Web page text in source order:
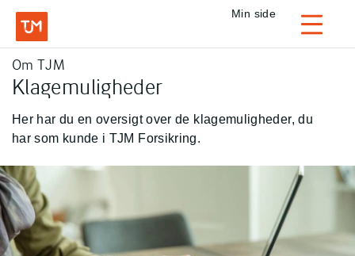
Privat
Login
Min side
TJM Forsikring – Gå til forside
Om TJM
Klagemuligheder
Her har du en oversigt over de klagemuligheder, du
har som kunde i TJM Forsikring.